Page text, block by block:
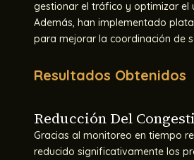
gestionar el tráfico y optimizar el
Además, han implementado
para mejorar la coordinación de
Resultados Obtenidos
Reducción Del
Gracias al monitoreo en tiempo
reducido significativamente los